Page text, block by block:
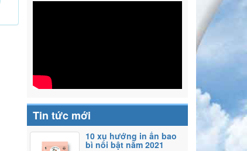
Tin tức mới
10 xu hướng in ấn bao
bì nổi bật năm 2021